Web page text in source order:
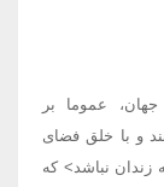
عموما بر
و با خلق فضای
نباشد> که